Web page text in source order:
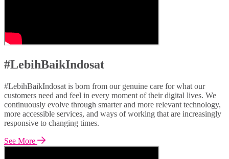
#LebihBaikIndosat
#LebihBaikIndosat is born from our genuine care for what our
customers need and feel in every moment of their digital lives. We
continuously evolve through smarter and more relevant technology,
more accessible services, and ways of working that are increasingly
responsive to changing times.
See More